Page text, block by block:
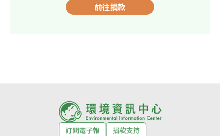
前往捐款
訂閱電子報 捐款支持